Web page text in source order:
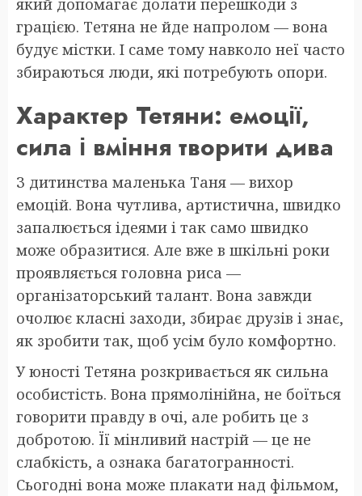
який допомагає долати перешкоди з
грацією. Тетяна не йде напролом — вона
будує містки. І саме тому навколо неї часто
збираються люди, які потребують опори.
Характер Тетяни: емоції,
сила і вміння творити дива
З дитинства маленька Таня — вихор
емоцій. Вона чутлива, артистична, швидко
запалюється ідеями і так само швидко
може образитися. Але вже в шкільні роки
проявляється головна риса —
організаторський талант. Вона завжди
очолює класні заходи, збирає друзів і знає,
як зробити так, щоб усім було комфортно.
У юності Тетяна розкривається як сильна
особистість. Вона прямолінійна, не боїться
говорити правду в очі, але робить це з
добротою. Її мінливий настрій — це не
слабкість, а ознака багатогранності.
Сьогодні вона може плакати над фільмом,